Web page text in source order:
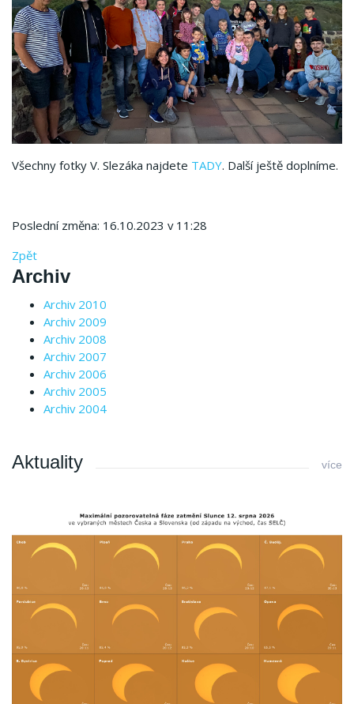
Všechny fotky V. Slezáka najdete TADY. Další ještě doplníme.
Poslední změna: 16.10.2023 v 11:28
Zpět
Archiv
Archiv 2010
Archiv 2009
Archiv 2008
Archiv 2007
Archiv 2006
Archiv 2005
Archiv 2004
Aktuality více